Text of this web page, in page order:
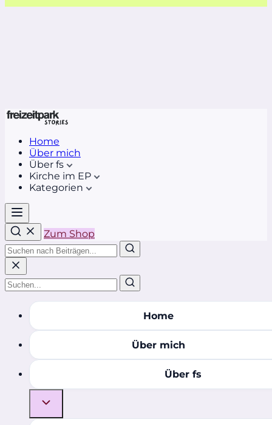
Home
Über mich
Über fs
Kirche im EP
Kategorien
Zum Shop
Home
Über mich
Über fs